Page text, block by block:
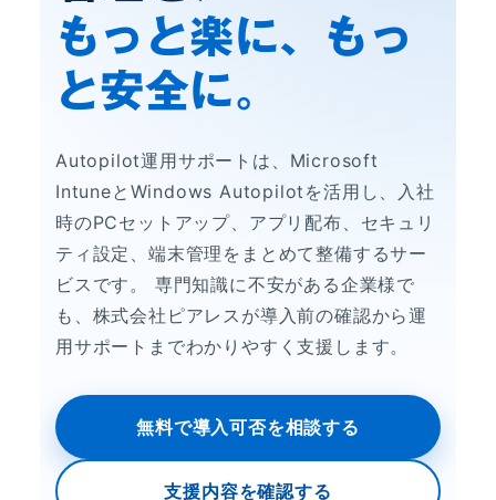
もっと楽に、もっ
と安全に。
Autopilot運用サポートは、Microsoft
IntuneとWindows Autopilotを活用し、入社
時のPCセットアップ、アプリ配布、セキュリ
ティ設定、端末管理をまとめて整備するサー
ビスです。 専門知識に不安がある企業様で
も、株式会社ピアレスが導入前の確認から運
用サポートまでわかりやすく支援します。
無料で導入可否を相談する
支援内容を確認する